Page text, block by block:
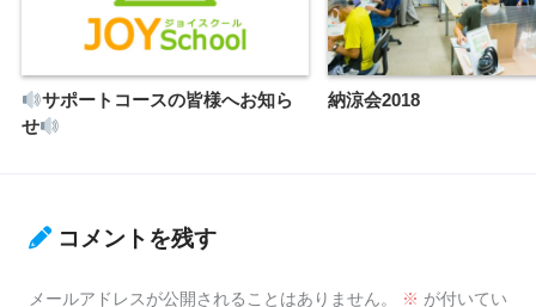
サポートコースの皆様へお知ら
せ
納涼会2018
コメントを残す
メールアドレスが公開されることはありません。 ※ が付いてい